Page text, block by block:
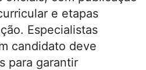
e etapas
Especialistas
candidato deve
para garantir